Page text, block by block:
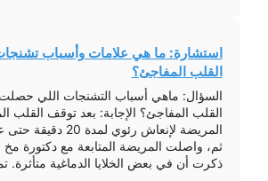
استشارة: ما هي علامات وأسباب
القلب المفاجئ؟
السؤال: ماهي أسباب التشنجات اللي
القلب المفاجئ؟ الإجابة: بعد توقف
المريضة لإنعاش رئوي
ثم، واصلت المريضة المتابعة مع دكتورة
ذكرت أن في بعض الخلايا الدماغية متأثرة.